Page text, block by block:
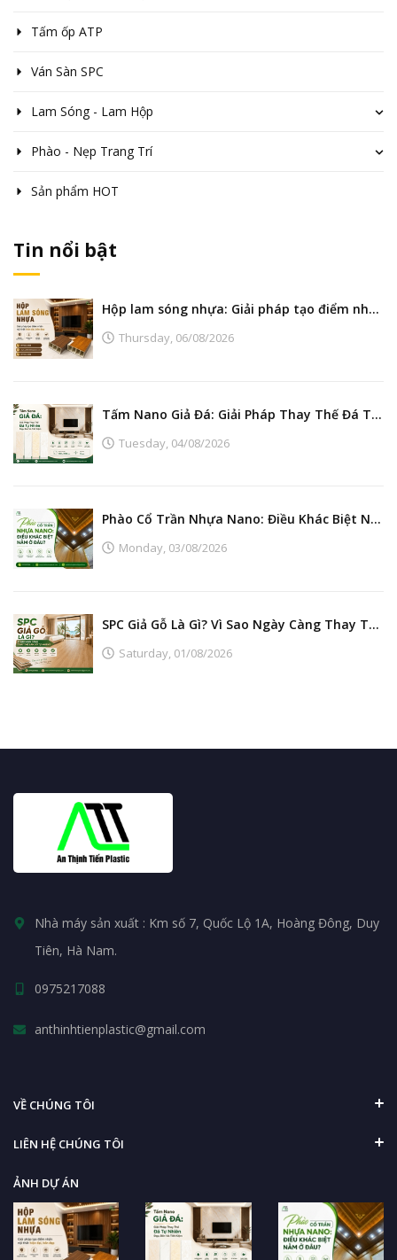
Tấm ốp ATP
Ván Sàn SPC
Lam Sóng - Lam Hộp
Phào - Nẹp Trang Trí
Sản phẩm HOT
Tin nổi bật
Hộp lam sóng nhựa: Giải pháp tạo điểm nhấn nội thất hiện đại, bền đẹp
Thursday, 06/08/2026
Tấm Nano Giả Đá: Giải Pháp Thay Thế Đá Tự Nhiên Đẹp, Bền Và Tiết Kiệm
Tuesday, 04/08/2026
Phào Cổ Trần Nhựa Nano: Điều Khác Biệt Nằm Ở Đâu?
Monday, 03/08/2026
SPC Giả Gỗ Là Gì? Vì Sao Ngày Càng Thay Thế Sàn Gỗ Tự Nhiên?
Saturday, 01/08/2026
Nhà máy sản xuất : Km số 7, Quốc Lộ 1A, Hoàng Đông, Duy
Tiên, Hà Nam.
0975217088
anthinhtienplastic@gmail.com
VỀ CHÚNG TÔI
LIÊN HỆ CHÚNG TÔI
ẢNH DỰ ÁN